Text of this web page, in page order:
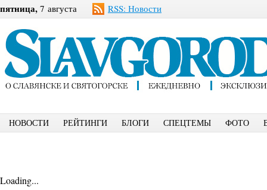
пятница, 7 августа RSS: Новости
НОВОСТИ РЕЙТИНГИ БЛОГИ СПЕЦТЕМЫ ФОТО
Loading...